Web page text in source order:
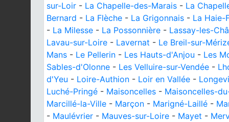
sur-Loir - La Chapelle-des-Marais - La
Bernard - La Flèche - La Grigonnais - La Haie-
- La Milesse - La Possonnière - Lassay-les-
Lavau-sur-Loire - Lavernat - Le Breil-sur-
Mans - Le Pellerin - Les Hauts-d'Anjou - Les
Sables-d'Olonne - Les Velluire-sur-Vendée -
d'Yeu - Loire-Authion - Loir en Vallée -
Luché-Pringé - Maisoncelles - Maisoncelles-
Marcillé-la-Ville - Marçon - Marigné-Laillé -
- Maulévrier - Mauves-sur-Loire - Mayet -